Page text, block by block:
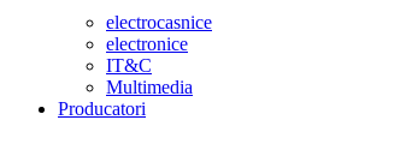
electrocasnice
electronice
IT&C
Multimedia
Producatori